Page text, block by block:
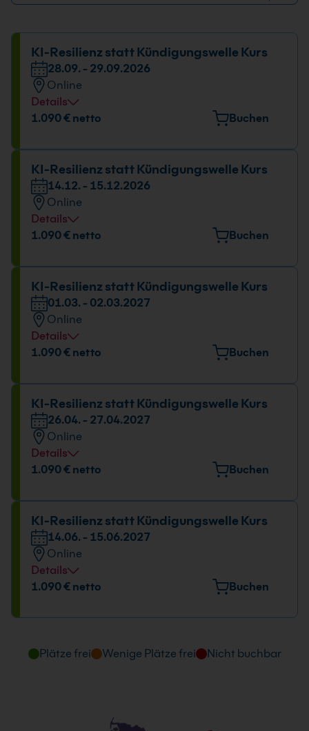
KI-Resilienz statt Kündigungswelle Kurs
28.09. - 29.09.2026
Online
Details
1.090 € netto
Buchen
KI-Resilienz statt Kündigungswelle Kurs
14.12. - 15.12.2026
Online
Details
1.090 € netto
Buchen
KI-Resilienz statt Kündigungswelle Kurs
01.03. - 02.03.2027
Online
Details
1.090 € netto
Buchen
KI-Resilienz statt Kündigungswelle Kurs
26.04. - 27.04.2027
Online
Details
1.090 € netto
Buchen
KI-Resilienz statt Kündigungswelle Kurs
14.06. - 15.06.2027
Online
Details
1.090 € netto
Buchen
Plätze frei Wenige Plätze frei Nicht buchbar